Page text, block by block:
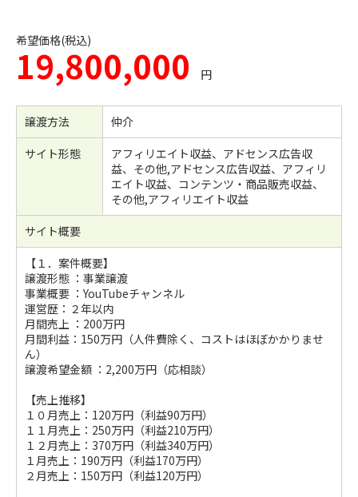
希望価格(税込)
19,800,000 円
譲渡方法
仲介
サイト形態
アフィリエイト収益、アドセンス広告収
益、その他,アドセンス広告収益、アフィリ
エイト収益、コンテンツ・商品販売収益、
その他,アフィリエイト収益
サイト概要
【１．案件概要】
譲渡形態 ：事業譲渡
事業概要 ：YouTubeチャンネル
運営歴：２年以内
月間売上 ：200万円
月間利益：150万円（人件費除く、コストはほぼかかりませ
ん）
譲渡希望金額 ：2,200万円（応相談）
【売上推移】
１０月売上：120万円（利益90万円）
１１月売上：250万円（利益210万円）
１２月売上：370万円（利益340万円）
１月売上：190万円（利益170万円）
２月売上：150万円（利益120万円）